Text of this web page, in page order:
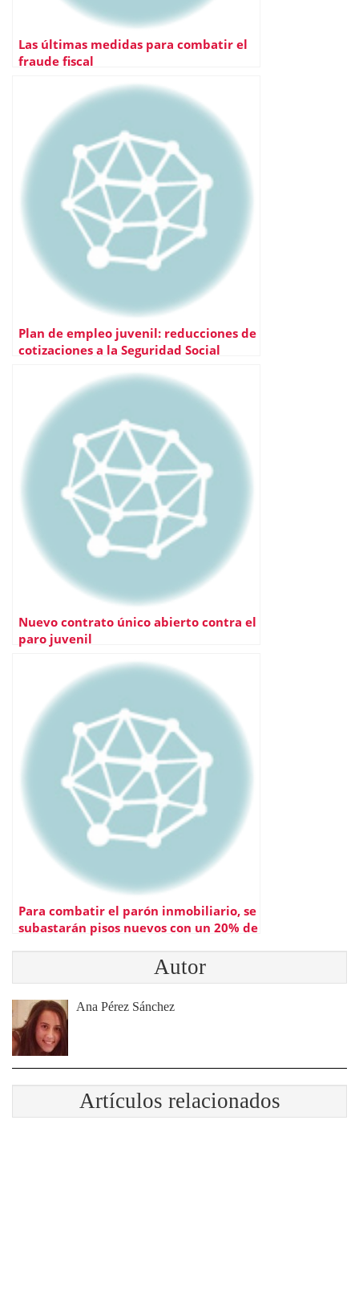
Las últimas medidas para combatir el
fraude fiscal
Plan de empleo juvenil: reducciones de
cotizaciones a la Seguridad Social
Nuevo contrato único abierto contra el
paro juvenil
Para combatir el parón inmobiliario, se
subastarán pisos nuevos con un 20% de
Autor
Ana Pérez Sánchez
Artículos relacionados